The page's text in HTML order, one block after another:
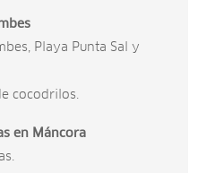
Playa Punta Sal y
cocodrilos.
en Máncora